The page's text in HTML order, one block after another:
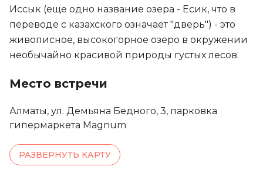
Иссык (еще одно название озера - Есик, что в
переводе с казахского означает "дверь") - это
живописное, высокогорное озеро в окружении
необычайно красивой природы густых лесов.
Место встречи
Алматы, ул. Демьяна Бедного, 3, парковка
гипермаркета Magnum
РАЗВЕРНУТЬ КАРТУ